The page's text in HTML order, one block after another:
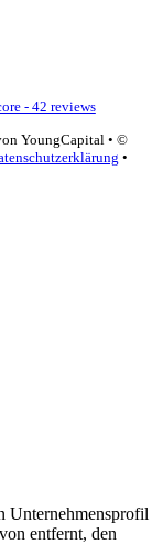
- 42 reviews
YoungCapital • ©
•
Unternehmensprofil
entfernt, den